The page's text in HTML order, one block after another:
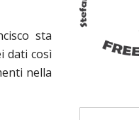
sta
dati così
nella